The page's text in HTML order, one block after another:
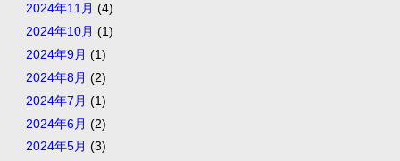
2024年11月 (4)
2024年10月 (1)
2024年9月 (1)
2024年8月 (2)
2024年7月 (1)
2024年6月 (2)
2024年5月 (3)